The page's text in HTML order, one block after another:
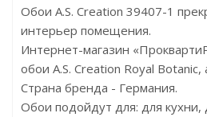
Обои A.S. Creation 39407-1
интерьер помещения.
Интернет-магазин
обои A.S. Creation Royal
Страна бренда - Германия.
Обои подойдут для: для кухни,